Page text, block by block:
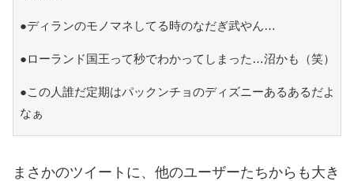
●ディランのモノマネしてる時のなだぎ武やん…
●ローランド国王って秒でわかってしまった…沼かも（笑）
●この人誰だ定期はパックンチョのディズニーあるあるだよ
なぁ
まさかのツイートに、他のユーザーたちからも大き